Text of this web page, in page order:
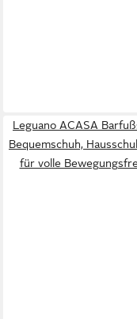
Leguano ACASA
Bequemschuh,
für volle